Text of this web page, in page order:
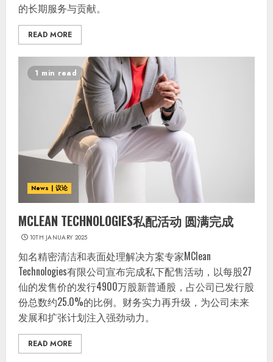
的长期服务与贡献。
READ MORE
1 min read
News | 议论
MCLEAN TECHNOLOGIES私配活动 圆满完成
10TH JANUARY 2025
知名精密清洁和表面处理解决方案专家MClean
Technologies有限公司宣布完成私下配售活动，以每股27
仙的发售价的发行4900万股新普通股，占公司已发行股
份总数约25.0%的比例。财务实力再升级，为公司未来
发展和扩张计划注入强劲动力。
READ MORE